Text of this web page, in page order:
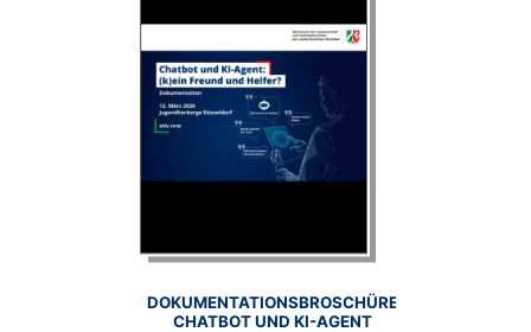
DOKUMENTATIONSBROSCHÜRE
CHATBOT UND KI-AGENT